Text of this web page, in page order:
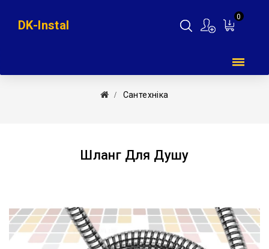
0
DK-Instal
Сантехніка
Шланг Для Душу